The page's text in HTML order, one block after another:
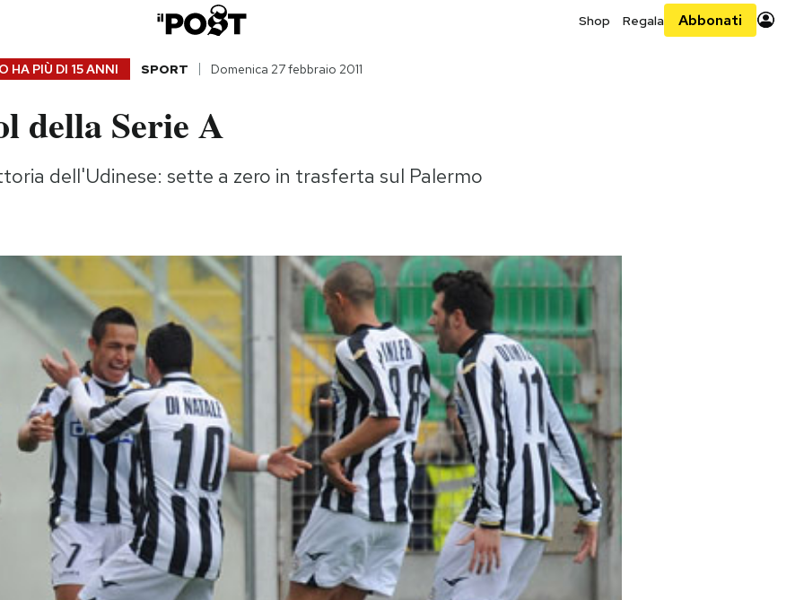
Shop Regala Abbonati
HA PIÙ DI 15 ANNI SPORT Domenica 27 febbraio 2011
della Serie A
dell'Udinese: sette a zero in trasferta sul Palermo